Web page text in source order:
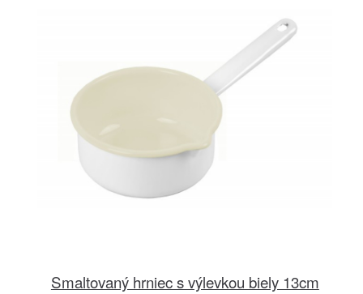
Smaltovaný hrniec s výlevkou biely 13cm